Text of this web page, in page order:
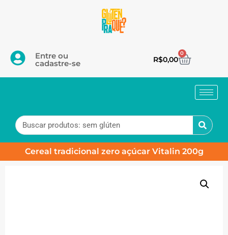
Entre ou
cadastre-se R$0,00
0
Cereal tradicional zero açúcar Vitalin 200g